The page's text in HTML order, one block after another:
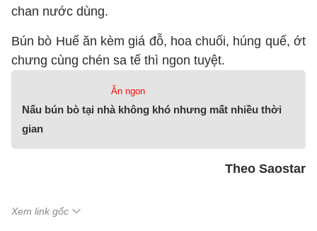
chan nước dùng.
Bún bò Huế ăn kèm giá đỗ, hoa chuối, húng quế, ớt
chưng cùng chén sa tế thì ngon tuyệt.
Ăn ngon
Nấu bún bò tại nhà không khó nhưng mất nhiều thời
gian
Theo Saostar
Xem link gốc